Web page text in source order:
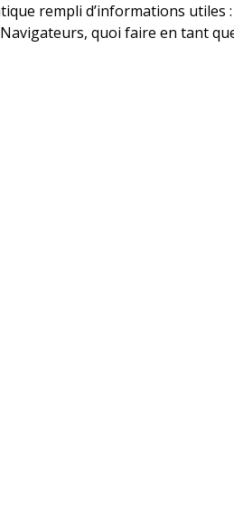
rempli d’informations utiles
quoi faire en tant